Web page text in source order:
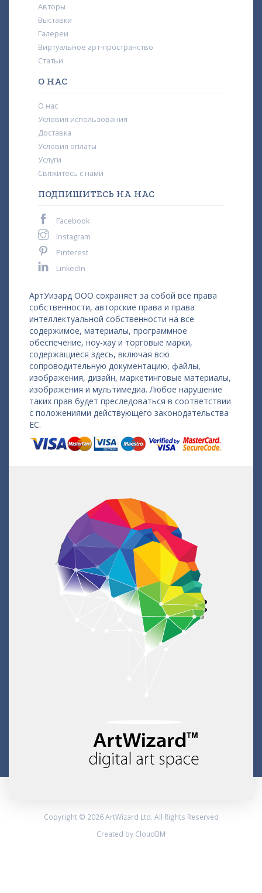
Авторы
Выставки
Галереи
Виртуальное арт-пространство
Статьи
О НАС
О нас
Условия использования
Доставка
Условия оплаты
Услуги
Свяжитесь с нами
ПОДПИШИТЕСЬ НА НАС
Facebook
Instagram
Pinterest
LinkedIn
АртУизард ООО сохраняет за собой все права
собственности, авторские права и права
интеллектуальной собственности на все
содержимое, материалы, программное
обеспечение, ноу-хау и торговые марки,
содержащиеся здесь, включая всю
сопроводительную документацию, файлы,
изображения, дизайн, маркетинговые материалы,
изображения и мультимедиа. Любое нарушение
таких прав будет преследоваться в соответствии
с положениями действующего законодательства
ЕС.
Copyright © 2026 ArtWizard Ltd. All Rights Reserved
Created by CloudBM